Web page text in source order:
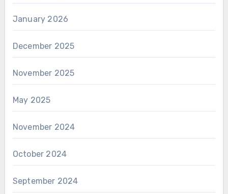
January 2026
December 2025
November 2025
May 2025
November 2024
October 2024
September 2024